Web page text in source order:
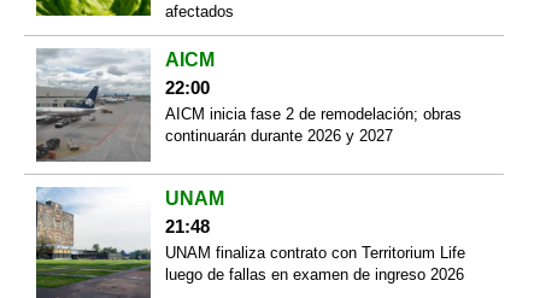
afectados
AICM
22:00
AICM inicia fase 2 de remodelación; obras
continuarán durante 2026 y 2027
UNAM
21:48
UNAM finaliza contrato con Territorium Life
luego de fallas en examen de ingreso 2026